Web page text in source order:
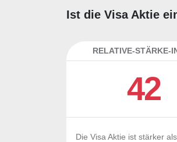
Ist die Visa Aktie
RELATIVE-STÄRKE-
42
Die Visa Aktie ist stärker